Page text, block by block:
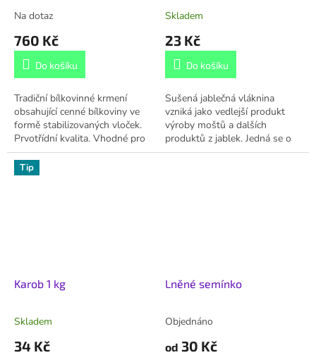
Na dotaz
760 Kč
Do košíku
Tradiční bílkovinné krmení
obsahující cenné bílkoviny ve
formě stabilizovaných vloček.
Prvotřídní kvalita. Vhodné pro
rostoucí zvířata, zvířata se
zvýšenými nároky na...
Skladem
23 Kč
Do košíku
Sušená jablečná vláknina
vzniká jako vedlejší produkt
výroby moštů a dalších
produktů z jablek. Jedná se o
cennou krmnou surovinu
Tip
Karob 1 kg
Skladem
34 Kč
Lněné semínko
Objednáno
od 30 Kč